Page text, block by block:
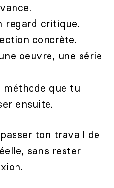
regard critique.
concrète.
oeuvre, une série
méthode que tu
ensuite.
ton travail de
sans rester